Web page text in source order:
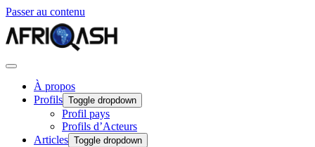
Passer au contenu
À propos
Profils Toggle dropdown
Profil pays
Profils d’Acteurs
Articles Toggle dropdown